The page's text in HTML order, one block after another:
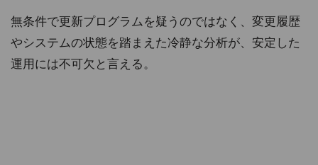
無条件で更新プログラムを疑うのではなく、変更履歴
やシステムの状態を踏まえた冷静な分析が、安定した
運用には不可欠と言える。